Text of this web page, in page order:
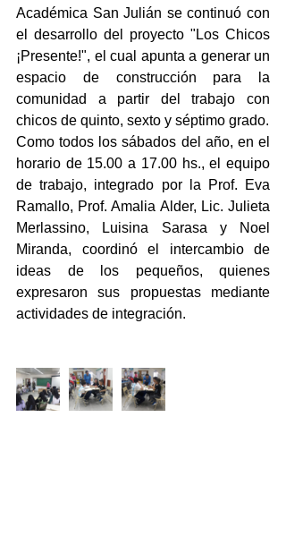
Académica San Julián se continuó con
el desarrollo del proyecto "Los Chicos
¡Presente!", el cual apunta a generar un
espacio de construcción para la
comunidad a partir del trabajo con
chicos de quinto, sexto y séptimo grado.
Como todos los sábados del año, en el
horario de 15.00 a 17.00 hs., el equipo
de trabajo, integrado por la Prof. Eva
Ramallo, Prof. Amalia Alder, Lic. Julieta
Merlassino, Luisina Sarasa y Noel
Miranda, coordinó el intercambio de
ideas de los pequeños, quienes
expresaron sus propuestas mediante
actividades de integración.